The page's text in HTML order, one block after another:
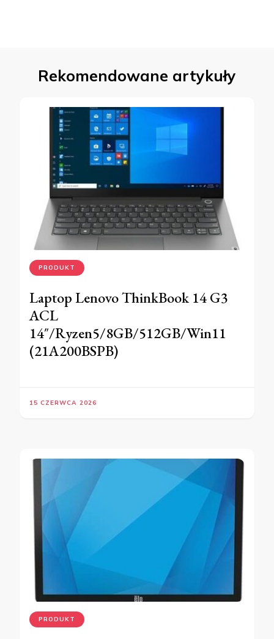
Rekomendowane artykuły
PRODUKT
Laptop Lenovo ThinkBook 14 G3
ACL
14″/Ryzen5/8GB/512GB/Win11
(21A200BSPB)
15 CZERWCA 2026
PRODUKT